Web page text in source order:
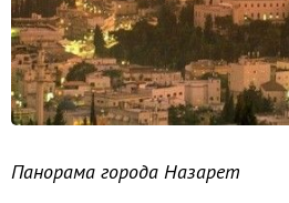
Панорама города Назарет